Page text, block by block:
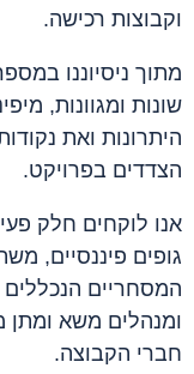
וקבוצות רכישה.
מתוך ניסיוננו
שונות ומגוונות,
היתרונות ואת
הצדדים בפרויקט.
אנו לוקחים חלק
גופים פיננסיים,
המסחריים
ומנהלים משא ומתן
חברי הקבוצה.